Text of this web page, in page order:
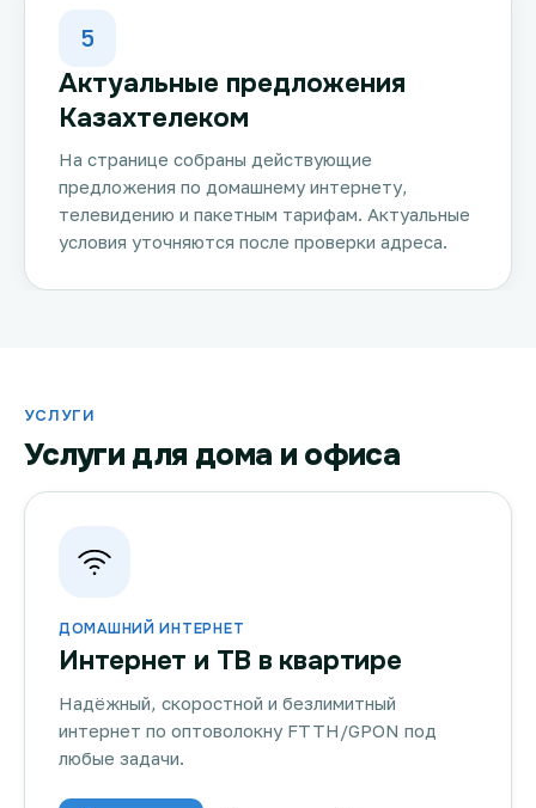
5
Актуальные предложения
Казахтелеком
На странице собраны действующие
предложения по домашнему интернету,
телевидению и пакетным тарифам. Актуальные
условия уточняются после проверки адреса.
УСЛУГИ
Услуги для дома и офиса
ДОМАШНИЙ ИНТЕРНЕТ
Интернет и ТВ в квартире
Надёжный, скоростной и безлимитный
интернет по оптоволокну FTTH/GPON под
любые задачи.